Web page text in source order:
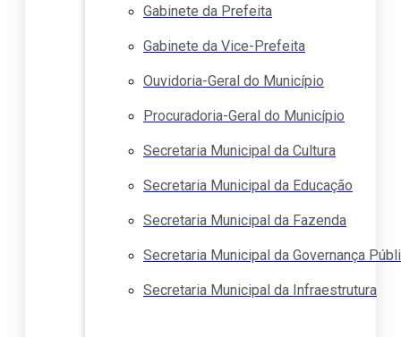
Gabinete da Prefeita
Gabinete da Vice-Prefeita
Ouvidoria-Geral do Município
Procuradoria-Geral do Município
Secretaria Municipal da Cultura
Secretaria Municipal da Educação
Secretaria Municipal da Fazenda
Secretaria Municipal da Governança
Secretaria Municipal da Infraestrutura